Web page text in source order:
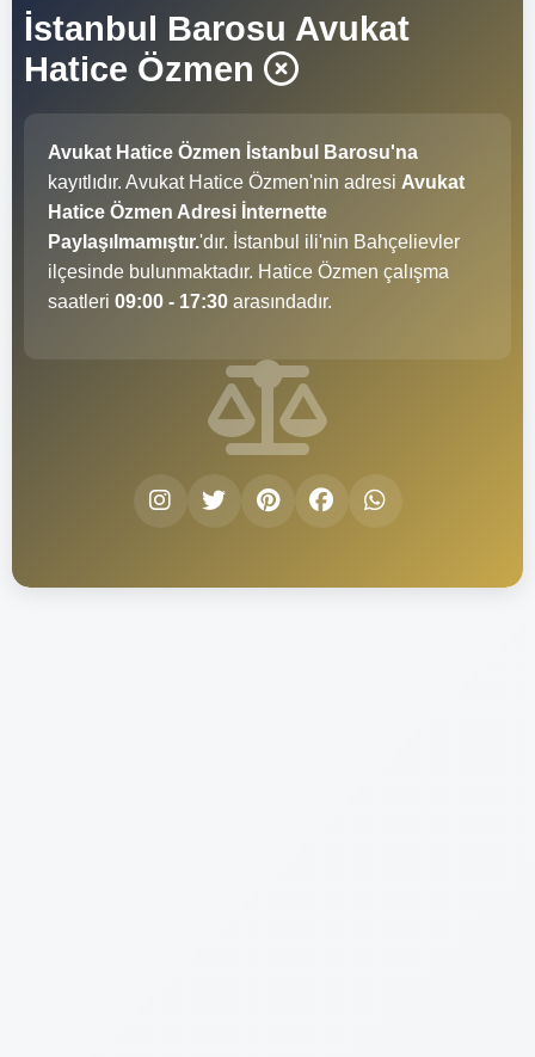
İstanbul Barosu Avukat
Hatice Özmen
Avukat Hatice Özmen İstanbul Barosu'na
kayıtlıdır. Avukat Hatice Özmen'nin adresi Avukat
Hatice Özmen Adresi İnternette
Paylaşılmamıştır.'dır. İstanbul ili'nin Bahçelievler
ilçesinde bulunmaktadır. Hatice Özmen çalışma
saatleri 09:00 - 17:30 arasındadır.